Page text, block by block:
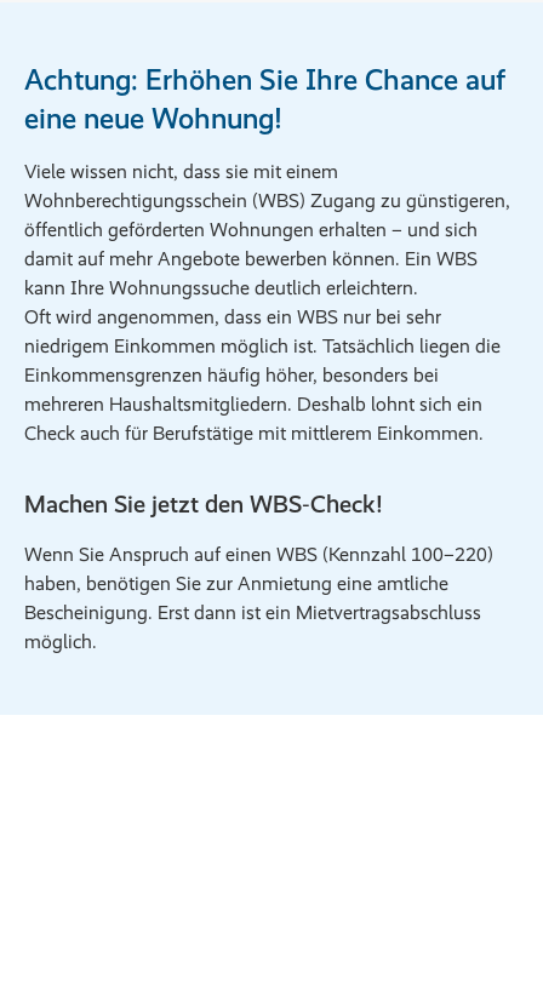
Achtung: Erhöhen Sie Ihre Chance auf
eine neue Wohnung!
Viele wissen nicht, dass sie mit einem
Wohnberechtigungsschein (WBS) Zugang zu günstigeren,
öffentlich geförderten Wohnungen erhalten – und sich
damit auf mehr Angebote bewerben können. Ein WBS
kann Ihre Wohnungssuche deutlich erleichtern.
Oft wird angenommen, dass ein WBS nur bei sehr
niedrigem Einkommen möglich ist. Tatsächlich liegen die
Einkommensgrenzen häufig höher, besonders bei
mehreren Haushaltsmitgliedern. Deshalb lohnt sich ein
Check auch für Berufstätige mit mittlerem Einkommen.
Machen Sie jetzt den WBS‑Check!
Wenn Sie Anspruch auf einen WBS (Kennzahl 100–220)
haben, benötigen Sie zur Anmietung eine amtliche
Bescheinigung. Erst dann ist ein Mietvertragsabschluss
möglich.